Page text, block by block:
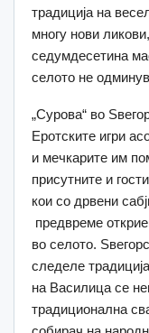
традиција на
многу нови ликови,
седумдесетина
селото не
„Сурова“ во
Еротските игри
и мечкарите им
присутните и
кои со дрвени
предвреме
во селото.
следеле
на Василица се
традиционална